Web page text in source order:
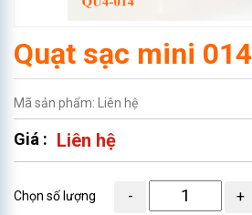
Quạt sạc mini 014
Mã sản phẩm: Liên hệ
Giá : Liên hệ
Chọn số lượng